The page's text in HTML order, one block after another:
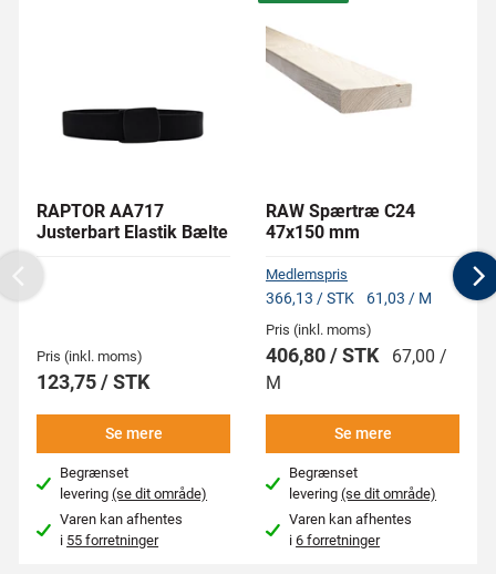
RAPTOR AA717
Justerbart Elastik Bælte
Pris (inkl. moms)
123,75 / STK
Se mere
Begrænset
levering(se dit område)
Varen kan afhentes
i 55 forretninger
RAW Spærtræ C24
47x150 mm
Medlemspris
366,13 / STK 61,03 / M
Pris (inkl. moms)
406,80 / STK
67,00 /
M
Se mere
Begrænset
levering(se dit område)
Varen kan afhentes
i6 forretninger
Previous